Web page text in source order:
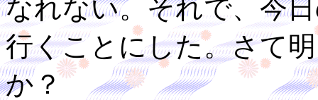
なれない。それで、今
行くことにした。さて
か？